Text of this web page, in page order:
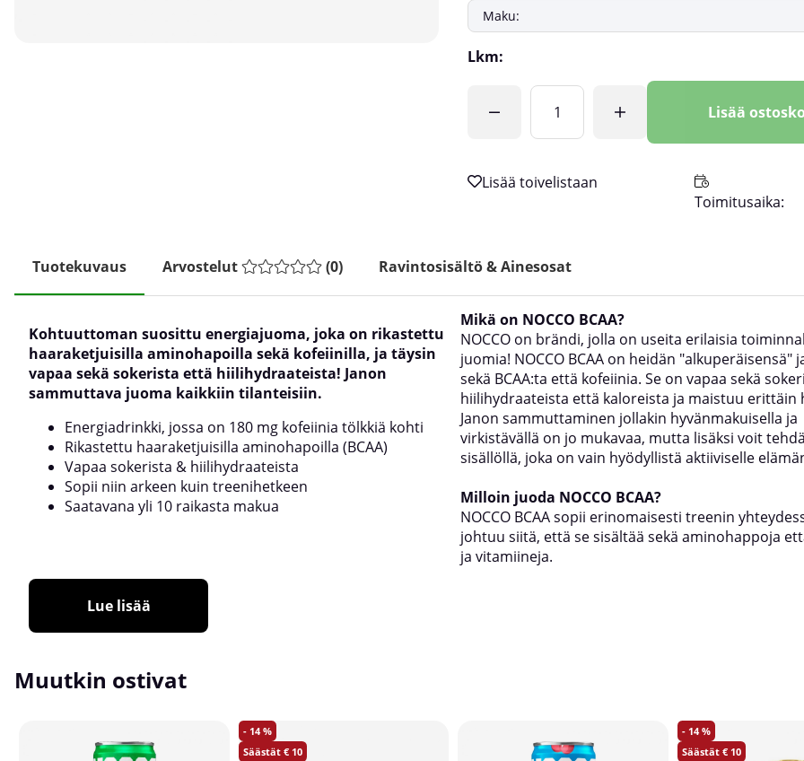
Lkm:
Lisää
Toimitusaika:
Tuotekuvaus Arvostelut (0) Ravintosisältö & Ainesosat
Kohtuuttoman suosittu energiajuoma, joka on rikastettu
haaraketjuisilla aminohapoilla sekä kofeiinilla, ja täysin
vapaa sekä sokerista että hiilihydraateista! Janon
sammuttava juoma kaikkiin tilanteisiin.
Energiadrinkki, jossa on 180 mg kofeiinia tölkkiä kohti
Rikastettu haaraketjuisilla aminohapoilla (BCAA)
Vapaa sokerista & hiilihydraateista
Sopii niin arkeen kuin treenihetkeen
Saatavana yli 10 raikasta makua
Mikä on NOCCO BCAA?
NOCCO on brändi, jolla on useita erilaisia
juomia! NOCCO BCAA on heidän "alkuperäisensä"
sekä BCAA:ta että kofeiinia. Se on vapaa sekä
hiilihydraateista että kaloreista ja maistuu erittäin
Janon sammuttaminen jollakin hyvänmakuisella ja
virkistävällä on jo mukavaa, mutta lisäksi voit
sisällöllä, joka on vain hyödyllistä aktiiviselle
Milloin juoda NOCCO BCAA?
NOCCO BCAA sopii erinomaisesti treenin
johtuu siitä, että se sisältää sekä aminohappoja
ja vitamiineja.
Lue lisää
Muutkin ostivat
14
10
14
10